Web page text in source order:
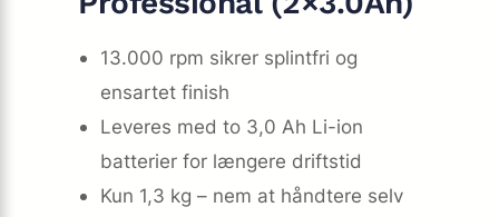
13.000 rpm sikrer splintfri og
ensartet finish
Leveres med to 3,0 Ah Li-ion
batterier for længere driftstid
Kun 1,3 kg – nem at håndtere selv